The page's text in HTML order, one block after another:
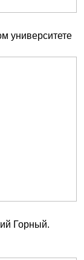
университете
Горный.